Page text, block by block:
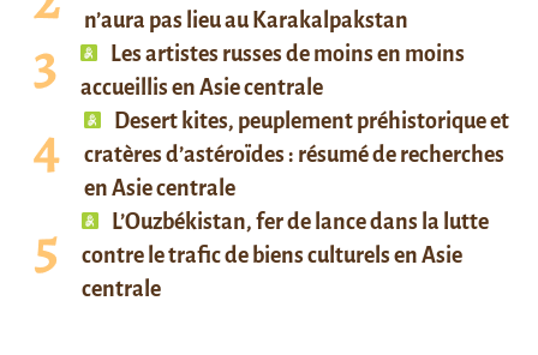
n’aura pas lieu au Karakalpakstan
Les artistes russes de moins en moins
accueillis en Asie centrale
Desert kites, peuplement préhistorique et
cratères d’astéroïdes : résumé de recherches
en Asie centrale
L’Ouzbékistan, fer de lance dans la lutte
contre le trafic de biens culturels en Asie
centrale